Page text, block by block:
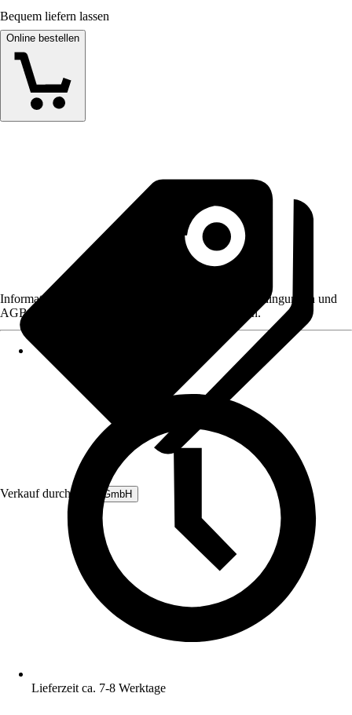
Bequem liefern lassen
Online bestellen
Verkauf durch: B&L GmbH
Informationen des Verkäufers, wie z. B. Rückgabebedingungen und
AGB, finden Sie bei Klick auf den Verkäufernamen.
Lieferzeit ca. 7-8 Werktage